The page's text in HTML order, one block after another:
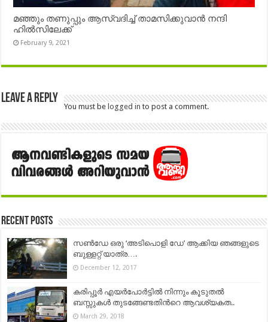
മഞ്ഞും തണുപ്പും ആസ്വദിച്ച് താമസിക്കുവാൻ നന്ദി
ഹിൽസിലേക്ക്
February 9, 2021
Leave a Reply
You must be logged in to post a comment.
Recent Posts
സൺ‌ഡേ ഒരു ‘അടിപൊളി ഡേ’ ആക്കിയ ഞങ്ങളുടെ
ബുള്ളറ്റ് യാത്ര….
December 12, 2017
കരിപ്പൂര്‍ എയര്‍പോര്‍ട്ടില്‍ നിന്നും കൂടുതല്‍
ബസ്സുകള്‍ തുടങ്ങേണ്ടതിന്‍റെ ആവശ്യകത..
March 29, 2018